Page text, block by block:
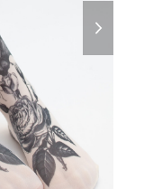
slide